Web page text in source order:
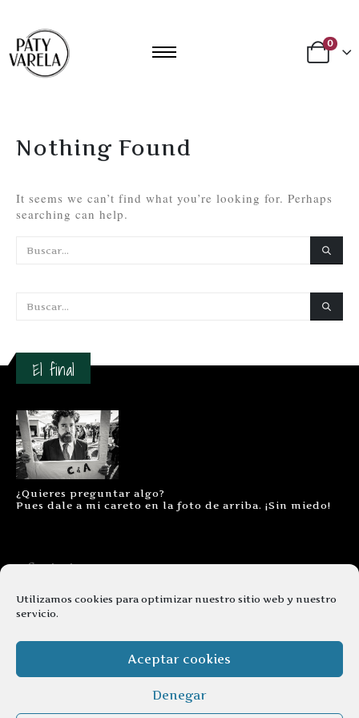
Utilizamos cookies para optimizar nuestro sitio web y nuestro
servicio.
Aceptar cookies
Denegar
0
Nothing Found
It seems we can’t find what you’re looking for. Perhaps
searching can help.
El final
¿Quieres preguntar algo?
Pues dale a mi careto en la foto de arriba. ¡Sin miedo!
Contacto
Aviso legal